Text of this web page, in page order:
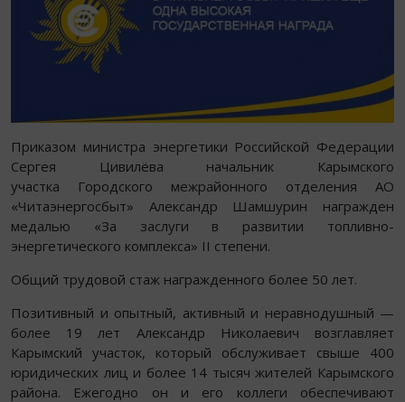
Приказом министра энергетики Российской Федерации
Сергея Цивилёва начальник Карымского
участка Городского межрайонного отделения АО
«Читаэнергосбыт» Александр Шамшурин награжден
медалью «За заслуги в развитии топливно-
энергетического комплекса» II степени.
Общий трудовой стаж награжденного более 50 лет.
Позитивный и опытный, активный и неравнодушный —
более 19 лет Александр Николаевич возглавляет
Карымский участок, который обслуживает свыше 400
юридических лиц и более 14 тысяч жителей Карымского
района. Ежегодно он и его коллеги обеспечивают